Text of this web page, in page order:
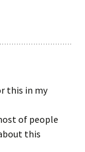
this in my
of people
this